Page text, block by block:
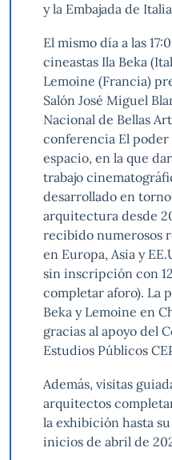
y la Embajada de
El mismo día a las
cineastas Ila Beka
Lemoine (Francia)
Salón José Miguel
Nacional de Bellas
conferencia El
espacio, en la que
trabajo
desarrollado en torno
arquitectura desde
recibido numerosos
en Europa, Asia y
sin inscripción con
completar aforo). La
Beka y Lemoine en
gracias al apoyo del
Estudios Públicos
Además, visitas
arquitectos
la exhibición hasta
inicios de abril de